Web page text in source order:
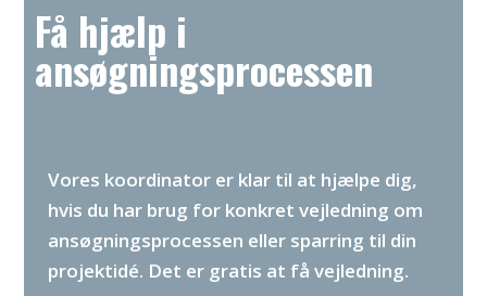
Få hjælp i
ansøgningsprocessen
Vores koordinator er klar til at hjælpe dig,
hvis du har brug for konkret vejledning om
ansøgningsprocessen eller sparring til din
projektidé. Det er gratis at få vejledning.